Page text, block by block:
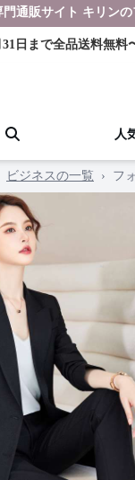
通販サイト キリン
31日まで全品送料無料
人
ビジネスの一覧 › フ